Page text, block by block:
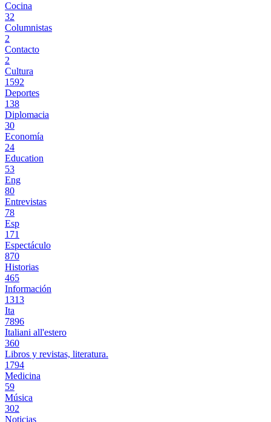
Cocina
32
Columnistas
2
Contacto
2
Cultura
1592
Deportes
138
Diplomacia
30
Economía
24
Education
53
Eng
80
Entrevistas
78
Esp
171
Espectáculo
870
Historias
465
Información
1313
Ita
7896
Italiani all'estero
360
Libros y revistas, literatura.
1794
Medicina
59
Música
302
Noticias